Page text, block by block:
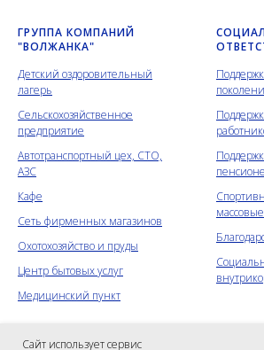
ГРУППА КОМПАНИЙ
"ВОЛЖАНКА"
Детский оздоровительный
лагерь
Сельскохозяйственное
предприятие
Автотранспортный цех, СТО,
АЗС
Кафе
Сеть фирменных магазинов
Охотохозяйство и пруды
Центр бытовых услуг
Медицинский пункт
Сайт использует сервис